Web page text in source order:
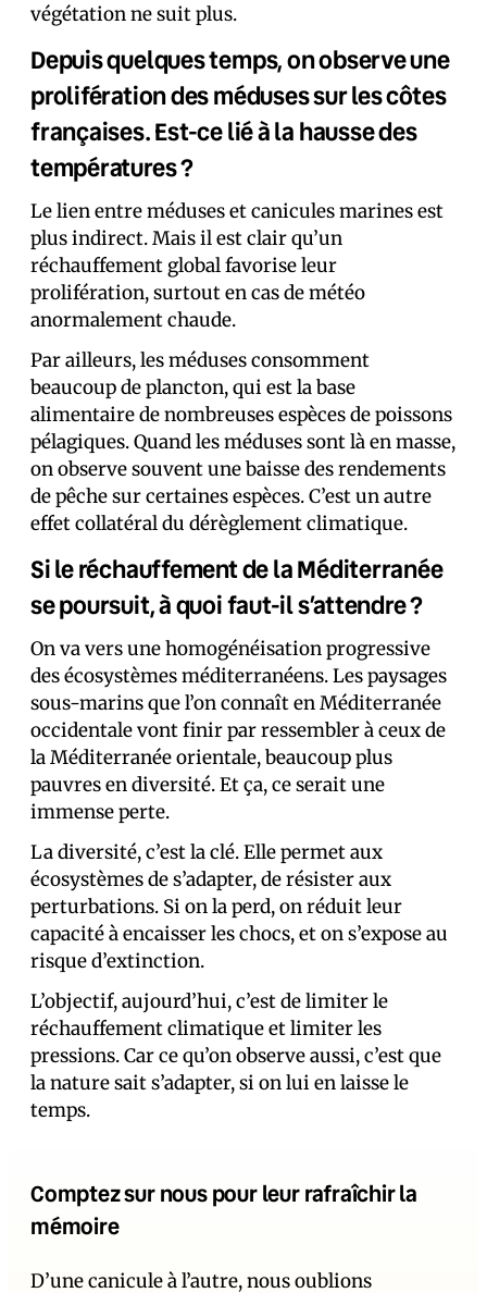
végétation ne suit plus.
Depuis quelques temps, on observe une
prolifération des méduses sur les côtes
françaises. Est-ce lié à la hausse des
températures ?
Le lien entre méduses et canicules marines est
plus indirect. Mais il est clair qu’un
réchauffement global favorise leur
prolifération, surtout en cas de météo
anormalement chaude.
Par ailleurs, les méduses consomment
beaucoup de plancton, qui est la base
alimentaire de nombreuses espèces de poissons
pélagiques. Quand les méduses sont là en masse,
on observe souvent une baisse des rendements
de pêche sur certaines espèces. C’est un autre
effet collatéral du dérèglement climatique.
Si le réchauffement de la Méditerranée
se poursuit, à quoi faut-il s’attendre ?
On va vers une homogénéisation progressive
des écosystèmes méditerranéens. Les paysages
sous-marins que l’on connaît en Méditerranée
occidentale vont finir par ressembler à ceux de
la Méditerranée orientale, beaucoup plus
pauvres en diversité. Et ça, ce serait une
immense perte.
La diversité, c’est la clé. Elle permet aux
écosystèmes de s’adapter, de résister aux
perturbations. Si on la perd, on réduit leur
capacité à encaisser les chocs, et on s’expose au
risque d’extinction.
L’objectif, aujourd’hui, c’est de limiter le
réchauffement climatique et limiter les
pressions. Car ce qu’on observe aussi, c’est que
la nature sait s’adapter, si on lui en laisse le
temps.
Comptez sur nous pour leur rafraîchir la
mémoire
D’une canicule à l’autre, nous oublions